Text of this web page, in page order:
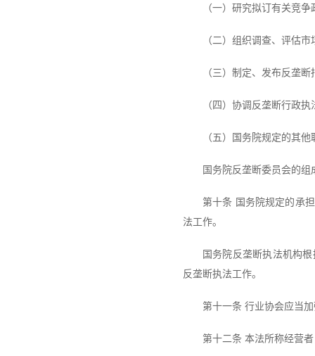
（一）研究拟订有关竞争
（二）组织调查、评估
（三）制定、发布反垄断
（四）协调反垄断行政执
（五）国务院规定的其他
国务院反垄断委员会的
第十条 国务院规定的承
法工作。
国务院反垄断执法机构
反垄断执法工作。
第十一条 行业协会应当
第十二条 本法所称经营